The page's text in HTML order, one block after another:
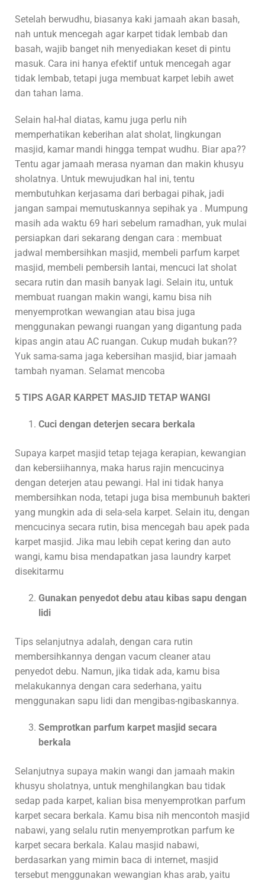
Setelah berwudhu, biasanya kaki jamaah akan basah,
nah untuk mencegah agar karpet tidak lembab dan
basah, wajib banget nih menyediakan keset di pintu
masuk. Cara ini hanya efektif untuk mencegah agar
tidak lembab, tetapi juga membuat karpet lebih awet
dan tahan lama.
Selain hal-hal diatas, kamu juga perlu nih
memperhatikan keberihan alat sholat, lingkungan
masjid, kamar mandi hingga tempat wudhu. Biar apa??
Tentu agar jamaah merasa nyaman dan makin khusyu
sholatnya. Untuk mewujudkan hal ini, tentu
membutuhkan kerjasama dari berbagai pihak, jadi
jangan sampai memutuskannya sepihak ya . Mumpung
masih ada waktu 69 hari sebelum ramadhan, yuk mulai
persiapkan dari sekarang dengan cara : membuat
jadwal membersihkan masjid, membeli parfum karpet
masjid, membeli pembersih lantai, mencuci lat sholat
secara rutin dan masih banyak lagi. Selain itu, untuk
membuat ruangan makin wangi, kamu bisa nih
menyemprotkan wewangian atau bisa juga
menggunakan pewangi ruangan yang digantung pada
kipas angin atau AC ruangan. Cukup mudah bukan??
Yuk sama-sama jaga kebersihan masjid, biar jamaah
tambah nyaman. Selamat mencoba
5 TIPS AGAR KARPET MASJID TETAP WANGI
Cuci dengan deterjen secara berkala
Supaya karpet masjid tetap tejaga kerapian, kewangian
dan kebersiihannya, maka harus rajin mencucinya
dengan deterjen atau pewangi. Hal ini tidak hanya
membersihkan noda, tetapi juga bisa membunuh bakteri
yang mungkin ada di sela-sela karpet. Selain itu, dengan
mencucinya secara rutin, bisa mencegah bau apek pada
karpet masjid. Jika mau lebih cepat kering dan auto
wangi, kamu bisa mendapatkan jasa laundry karpet
disekitarmu
Gunakan penyedot debu atau kibas sapu dengan
lidi
Tips selanjutnya adalah, dengan cara rutin
membersihkannya dengan vacum cleaner atau
penyedot debu. Namun, jika tidak ada, kamu bisa
melakukannya dengan cara sederhana, yaitu
menggunakan sapu lidi dan mengibas-ngibaskannya.
Semprotkan parfum karpet masjid secara
berkala
Selanjutnya supaya makin wangi dan jamaah makin
khusyu sholatnya, untuk menghilangkan bau tidak
sedap pada karpet, kalian bisa menyemprotkan parfum
karpet secara berkala. Kamu bisa nih mencontoh masjid
nabawi, yang selalu rutin menyemprotkan parfum ke
karpet secara berkala. Kalau masjid nabawi,
berdasarkan yang mimin baca di internet, masjid
tersebut menggunakan wewangian khas arab, yaitu